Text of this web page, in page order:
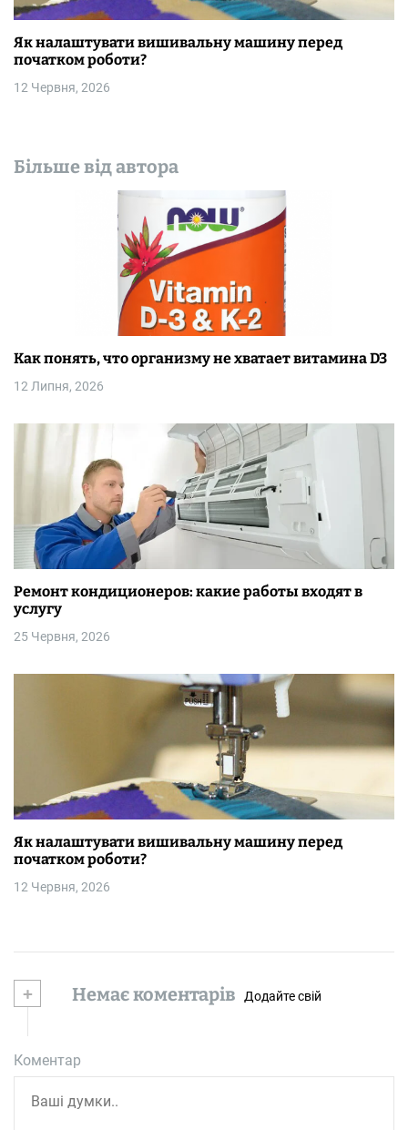
Як налаштувати вишивальну машину перед
початком роботи?
12 Червня, 2026
Більше від автора
Как понять, что организму не хватает витамина D3
12 Липня, 2026
Ремонт кондиционеров: какие работы входят в
услугу
25 Червня, 2026
Як налаштувати вишивальну машину перед
початком роботи?
12 Червня, 2026
+ Немає коментарів Додайте свій
Коментар